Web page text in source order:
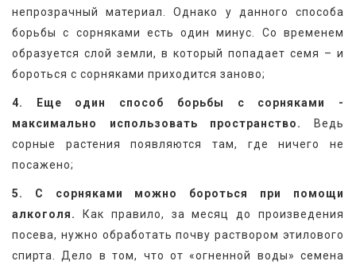
непрозрачный материал. Однако у данного способа
борьбы с сорняками есть один минус. Со временем
образуется слой земли, в который попадает семя – и
бороться с сорняками приходится заново;
4. Еще один способ борьбы с сорняками -
максимально использовать пространство.
Ведь
сорные растения появляются там, где ничего не
посажено;
5. С сорняками можно бороться при помощи
алкоголя.
Как правило, за месяц до произведения
посева, нужно обработать почву раствором этилового
спирта. Дело в том, что от «огненной воды» семена